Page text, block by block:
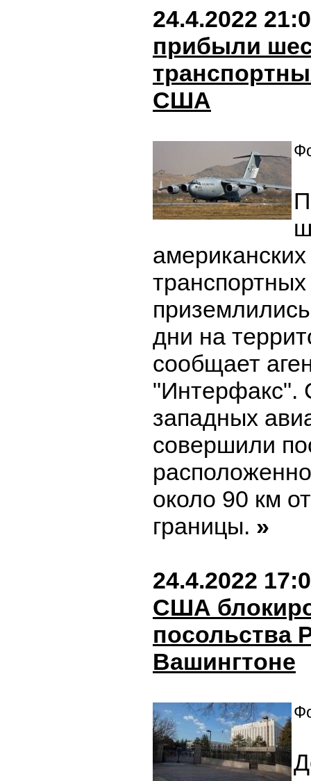
24.4.2022
прибыли
США
дни на
сообщает
"Интерфакс".
западных
совершили
около 90 км
границы. »
24.4.2022
США
посольства
Вашингтоне